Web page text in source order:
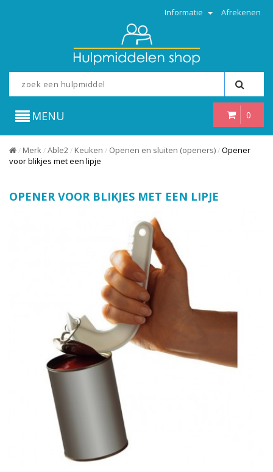
Informatie Afrekenen
0
MENU
/ Merk / Able2 / Keuken / Openen en sluiten (openers) / Opener
voor blikjes met een lipje
OPENER VOOR BLIKJES MET EEN LIPJE